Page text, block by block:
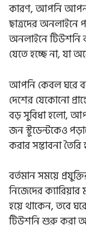
কারণ, আপনি
ছাত্রদের অনলাইনে
অনলাইনে টিউশনি
যেতে হচ্ছে না, যা
আপনি কেবল ঘরে
দেশের যেকোনো
বড় সুবিধা হলো,
জন স্টুডেন্টকেও
করার সম্ভাবনা তৈরি
বর্তমান সময়ে
নিজেদের
হয়ে থাকেন, তবে
টিউশনি শুরু করা